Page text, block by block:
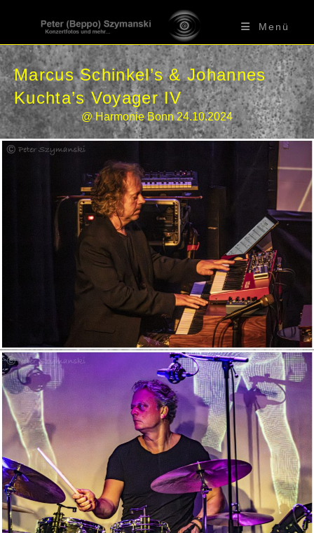
springen
Menü
Marcus Schinkel’s & Johannes
Kuchta’s​ Voyager IV
@ Harmonie Bonn 24.10.2024